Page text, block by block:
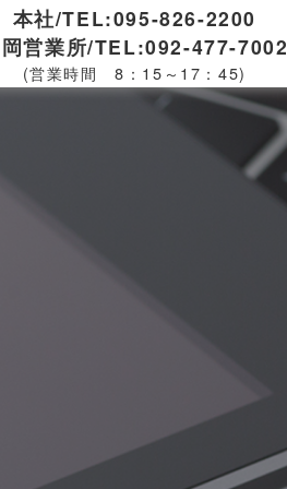
本社/TEL:095-826-2200
営業所/TEL:092-477-7002
(営業時間 8：15～17：45)